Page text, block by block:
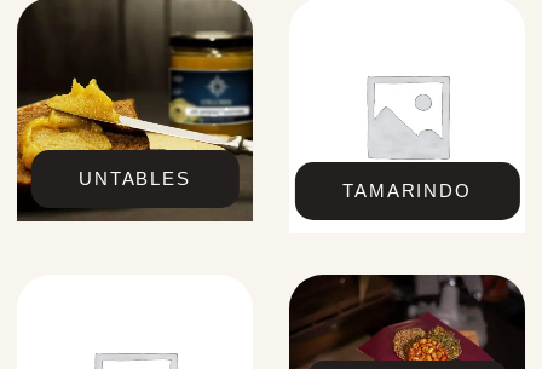
UNTABLES
TAMARINDO